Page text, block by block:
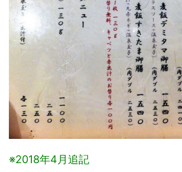
※2018年4月追記